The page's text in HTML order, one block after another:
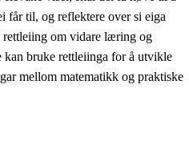
får til, og reflektere over si eiga
om vidare læring og
bruke rettleiinga for å utvikle
mellom matematikk og praktiske